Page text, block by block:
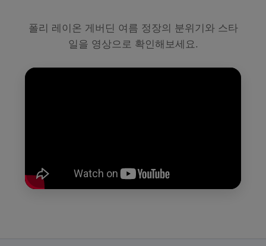
폴리 레이온 게버딘 여름 정장의 분위기와 스타
일을 영상으로 확인해보세요.